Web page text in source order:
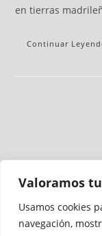
Valoramos
Usamos cookies
navegación,
en tierras
Continuar